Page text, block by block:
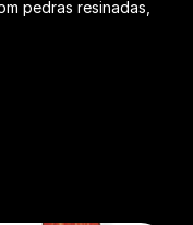
pedras resinadas,